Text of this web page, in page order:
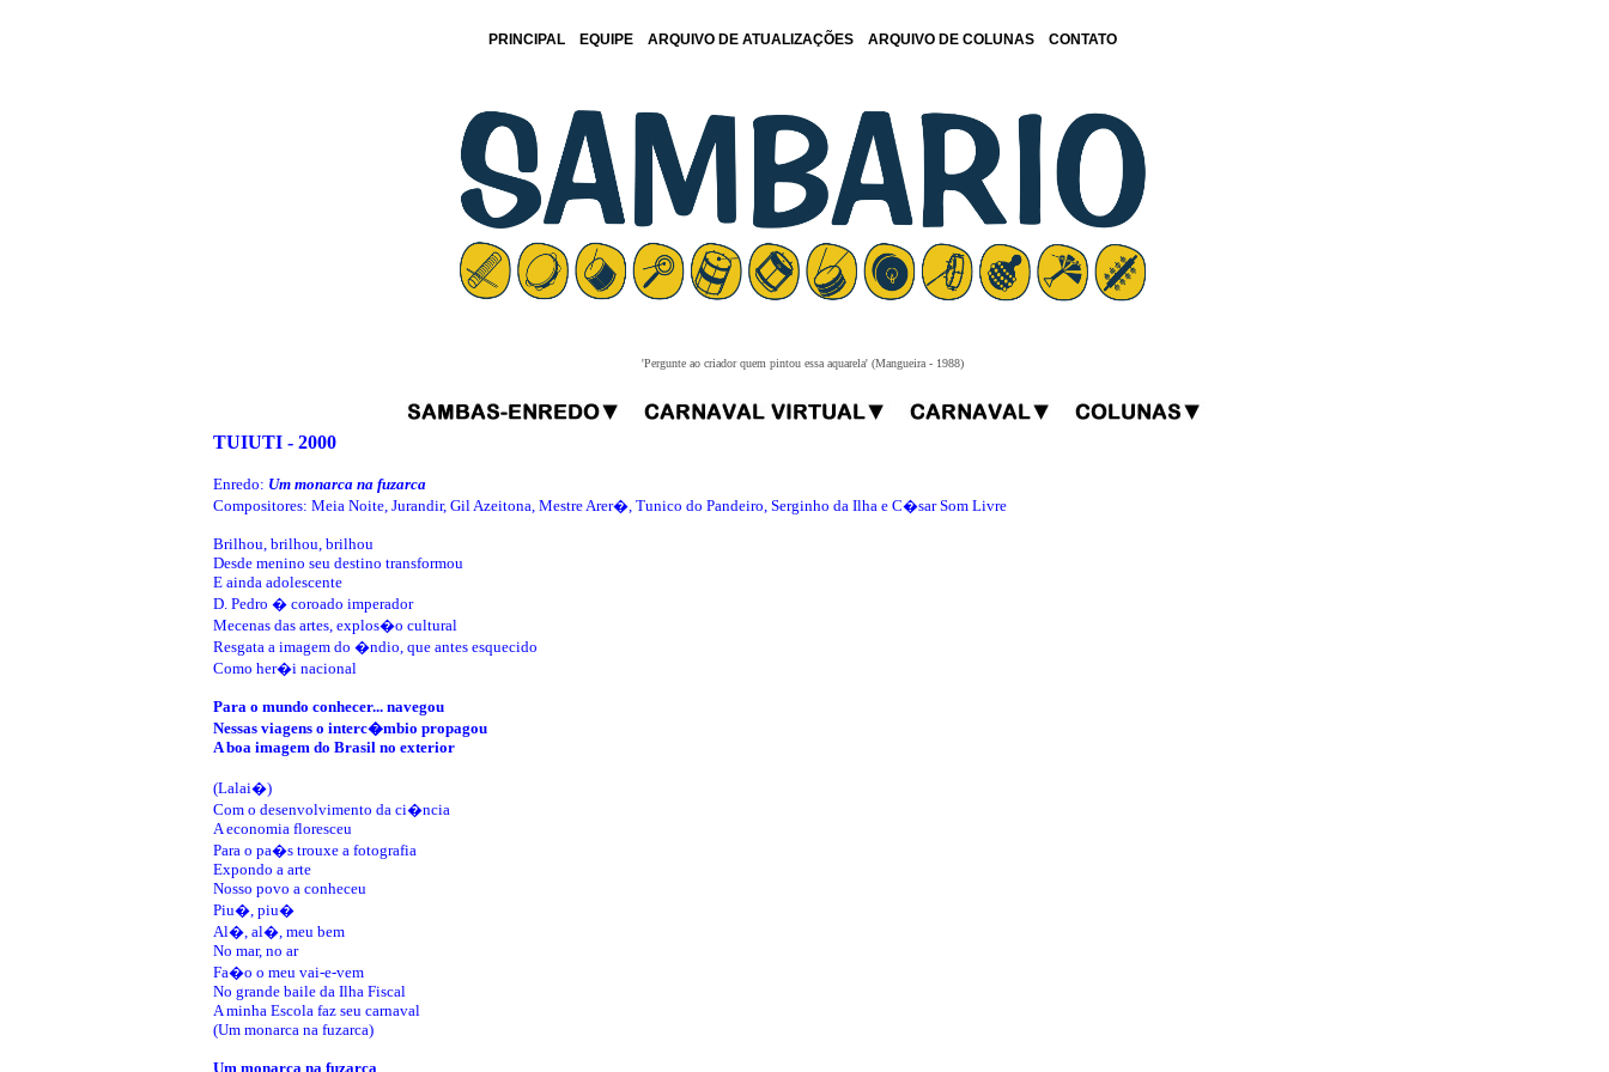
PRINCIPAL EQUIPE ARQUIVO DE ATUALIZAÇÕES ARQUIVO DE COLUNAS CONTATO
'Pergunte ao criador quem pintou essa aquarela' (Mangueira - 1988)
TUIUTI - 2000
Enredo: Um monarca na fuzarca
Compositores: Meia Noite, Jurandir, Gil Azeitona, Mestre Arer�, Tunico do Pandeiro, Serginho da Ilha e C�sar Som Livre
Brilhou, brilhou, brilhou
Desde menino seu destino transformou
E ainda adolescente
D. Pedro � coroado imperador
Mecenas das artes, explos�o cultural
Resgata a imagem do �ndio, que antes esquecido
Como her�i nacional
Para o mundo conhecer... navegou
Nessas viagens o interc�mbio propagou
A boa imagem do Brasil no exterior
(Lalai�)
Com o desenvolvimento da ci�ncia
A economia floresceu
Para o pa�s trouxe a fotografia
Expondo a arte
Nosso povo a conheceu
Piu�, piu�
Al�, al�, meu bem
No mar, no ar
Fa�o o meu vai-e-vem
No grande baile da Ilha Fiscal
A minha Escola faz seu carnaval
(Um monarca na fuzarca)
Um monarca na fuzarca